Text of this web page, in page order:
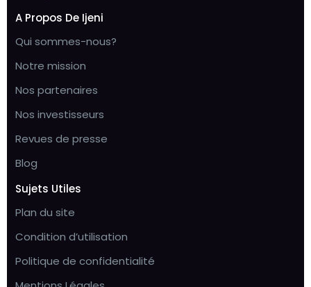
A Propos De Ijeni
Qui sommes-nous?
Notre mission
Nos partenaires
Nos investisseurs
Revues de presse
Blog
Sujets Utiles
Plan du site
Condition d’utilisation
Politique de confidentialité